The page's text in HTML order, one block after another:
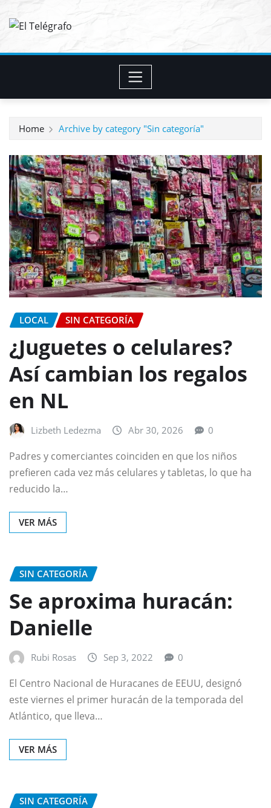
Home Archive by category "Sin categoría"
LOCAL SIN CATEGORÍA
¿Juguetes o celulares?
Así cambian los regalos
en NL
Lizbeth Ledezma Abr 30, 2026 0
Padres y comerciantes coinciden en que los niños
prefieren cada vez más celulares y tabletas, lo que ha
reducido la…
VER MÁS
SIN CATEGORÍA
Se aproxima huracán:
Danielle
Rubi Rosas Sep 3, 2022 0
El Centro Nacional de Huracanes de EEUU, designó
este viernes el primer huracán de la temporada del
Atlántico, que lleva…
VER MÁS
SIN CATEGORÍA